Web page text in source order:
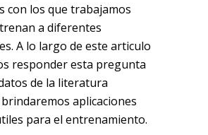
con los que trabajamos
a diferentes
A lo largo de este articulo
responder esta pregunta
de la literatura
aplicaciones
para el entrenamiento.